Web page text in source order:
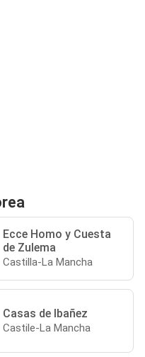
Ecce Homo y Cuesta
de Zulema
Castilla-La Mancha
Casas de Ibañez
Castile-La Mancha